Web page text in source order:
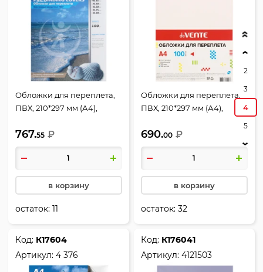
Обложки для переплета,
ПВХ, 210*297 мм (А4),
шт, РеалИСТ
767.55 ₽
в корзину
остаток:11
Обложки для переплета,
ПВХ, 210*297 мм (А4),
шт, deVENTE
690.00 ₽
в корзину
остаток:32
Код: К17604
Артикул:4 376
Код: К176041
Артикул:4121503
2
3
4
5